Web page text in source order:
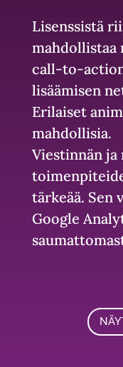
Lisenssistä
mahdollistaa
call-to-
lisäämisen
Erilaiset
mahdollisia.
Viestinnän
tärkeää. Sen
Google